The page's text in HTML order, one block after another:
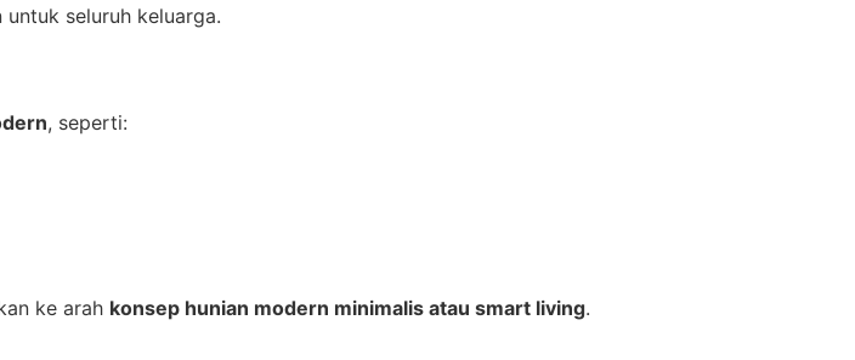
seluruh keluarga.
, seperti:
ke arah konsep hunian modern minimalis atau smart living.